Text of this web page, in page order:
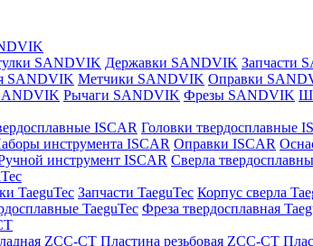
SANDVIK Державки SANDVIK Запчасти
SANDVIK Метчики SANDVIK Оправки
Рычаги SANDVIK Фрезы SANDVIK
ISCAR Головки твердосплавные
инструмента ISCAR Оправки ISCAR
инструмент ISCAR Сверла
TaeguTec Запчасти TaeguTec Корпус сверла
TaeguTec Фреза твердосплавная
ZCC-CT Пластина резьбовая ZCC-CT